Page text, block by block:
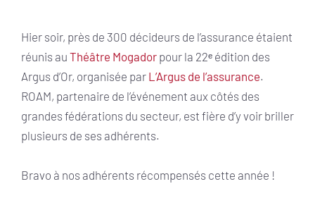
Hier soir, près de 300 décideurs de l’assurance étaient
réunis au Théâtre Mogador pour la 22ᵉ édition des
Argus d’Or, organisée par L’Argus de l’assurance.
ROAM, partenaire de l’événement aux côtés des
grandes fédérations du secteur, est fière d’y voir briller
plusieurs de ses adhérents.
Bravo à nos adhérents récompensés cette année !